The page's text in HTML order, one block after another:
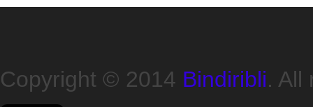
Copyright © 2014 Bindiribli. All